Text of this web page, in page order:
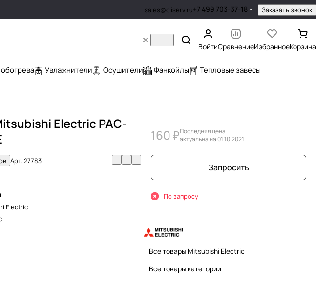
sales@cliserv.ru+7 499 703-37-18 Заказать звонок
ВойтиСравнениеИзбранноеКорзина
Увлажнители Осушители Фанкойлы Тепловые завесы
Electric PAC-
Арт.27783
Electric
160 ₽Последняя цена
актуальна на 01.10.2021
Запросить
По запросу
Все товары Mitsubishi Electric
Все товары категории